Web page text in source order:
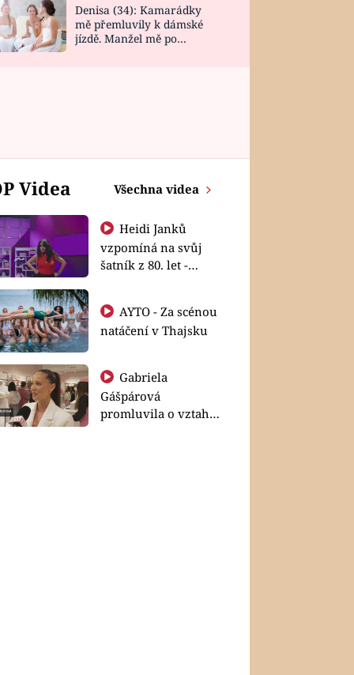
Denisa (34): Kamarádky
mě přemluvily k dámské
jízdě. Manžel mě po
Videa Všechna videa
Heidi Janků
vzpomíná na svůj
šatník z 80. let -
natáčení v Thajsku
Gabriela
Gášpárová
promluvila o vztahu